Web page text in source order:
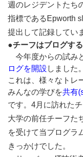
週のレジデントたち
指標であるEpworth
提出して記録してい
●チーフはブログする
今年度からの試み
ログを開設 しました。
これは、様々なトレ
みんなの学びを共有
です。 4月に訪れた
大学の前任チーフた
を受けて当プログラ
きっかけでした。